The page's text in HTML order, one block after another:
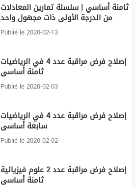
ثامنة أساسي | سلسلة تمارين المعادلات
من الدرجة الأولى ذات مجهول واحد
Publié le 2020-02-13
إصلاح فرض مراقبة عدد 4 في الرياضيات
ثامنة أساسي
Publié le 2020-02-03
إصلاح فرض مراقبة عدد 4 في الرياضيات
سابعة أساسي
Publié le 2020-02-02
إصلاح فرض مراقبة عدد 2 علوم فيزيائية
ثامنة أساسي